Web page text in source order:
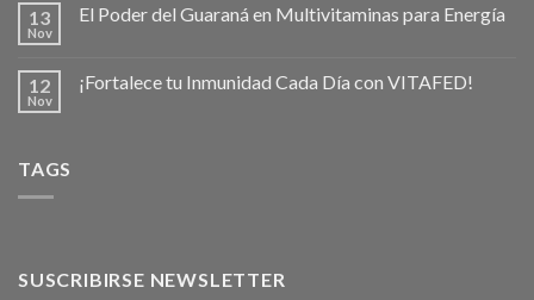
13
Nov
El Poder del Guaraná en Multivitaminas para Energía
12
Nov
¡Fortalece tu Inmunidad Cada Día con VITAFED!
TAGS
SUSCRIBIRSE NEWSLETTER